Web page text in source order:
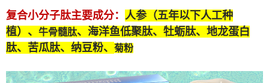
复合小分子肽主要成分： 人参（五年以下人工种
植）、 牛骨髓肽、海洋鱼低聚肽、牡蛎肽、 地龙蛋白
肽、苦瓜肽、纳豆粉、 菊粉